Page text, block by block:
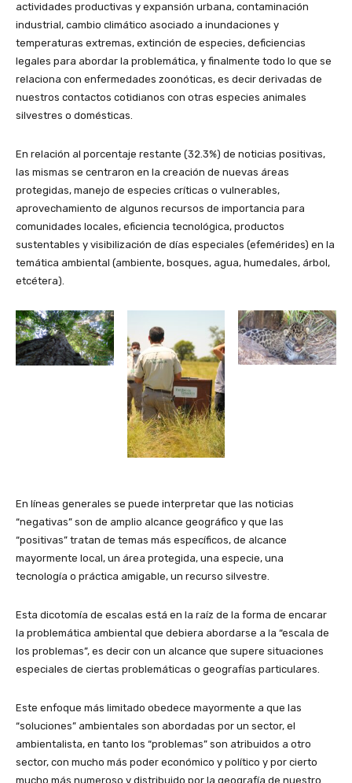
actividades productivas y expansión urbana, contaminación
industrial, cambio climático asociado a inundaciones y
temperaturas extremas, extinción de especies, deficiencias
legales para abordar la problemática, y finalmente todo lo que se
relaciona con enfermedades zoonóticas, es decir derivadas de
nuestros contactos cotidianos con otras especies animales
silvestres o domésticas.
En relación al porcentaje restante (32.3%) de noticias positivas,
las mismas se centraron en la creación de nuevas áreas
protegidas, manejo de especies críticas o vulnerables,
aprovechamiento de algunos recursos de importancia para
comunidades locales, eficiencia tecnológica, productos
sustentables y visibilización de días especiales (efemérides) en la
temática ambiental (ambiente, bosques, agua, humedales, árbol,
etcétera).
En líneas generales se puede interpretar que las noticias
“negativas” son de amplio alcance geográfico y que las
“positivas” tratan de temas más específicos, de alcance
mayormente local, un área protegida, una especie, una
tecnología o práctica amigable, un recurso silvestre.
Esta dicotomía de escalas está en la raíz de la forma de encarar
la problemática ambiental que debiera abordarse a la “escala de
los problemas”, es decir con un alcance que supere situaciones
especiales de ciertas problemáticas o geografías particulares.
Este enfoque más limitado obedece mayormente a que las
“soluciones” ambientales son abordadas por un sector, el
ambientalista, en tanto los “problemas” son atribuidos a otro
sector, con mucho más poder económico y político y por cierto
mucho más numeroso y distribuido por la geografía de nuestro